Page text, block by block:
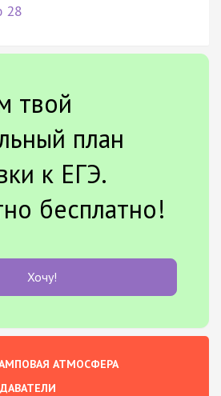
28
твой
план
к ЕГЭ.
бесплатно!
Хочу!
АТМОСФЕРА